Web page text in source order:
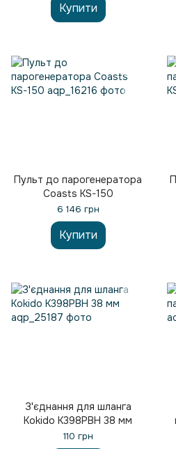
Купити
Пульт до парогенератора
Coasts KS-150
6 146 грн
Купити
З'єднання для шланга
Kokido K398PBH 38 мм
110 грн